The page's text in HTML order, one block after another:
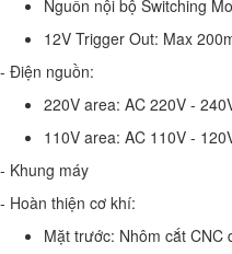
Nguồn nội bộ Switching
12V Trigger Out: Max
- Điện nguồn:
220V area: AC 220V -
110V area: AC 110V -
- Khung máy
- Hoàn thiện cơ khí:
Mặt trước: Nhôm cắt CNC